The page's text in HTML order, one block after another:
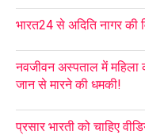
भारत24 से अदिति नागर की
नवजीवन अस्पताल में महिला
जान से मारने की धमकी!
प्रसार भारती को चाहिए